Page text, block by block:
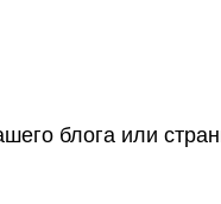
блога или